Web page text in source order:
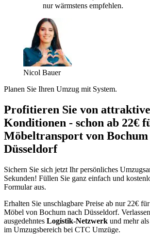
nur wärmstens empfehlen.
Nicol Bauer
Planen Sie Ihren Umzug mit System.
Profitieren Sie von
Konditionen - schon ab 22€
Möbeltransport von Bochum
Düsseldorf
Sichern Sie sich jetzt Ihr persönliches
Sekunden! Füllen Sie ganz einfach und
Formular aus.
Erhalten Sie unschlagbare Preise ab nur 22€
Möbel von Bochum nach Düsseldorf.
ausgedehntes Logistik-Netzwerk und mehr
im Umzugsbereich bei CTC Umzüge.